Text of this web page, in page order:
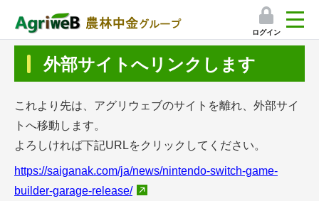
ログイン
プレミアムサービスのご紹介
気象情報アプリ
外部サイトへリンクします
これより先は、アグリウェブのサイトを離れ、外部サイ
トへ移動します。
よろしければ下記URLをクリックしてください。
https://saiganak.com/ja/news/nintendo-switch-game-
builder-garage-release/